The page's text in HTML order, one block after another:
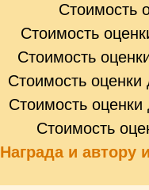
Стоимость
Стоимость
Стоимость
Стоимость
Стоимость
Стоимость
Награда и автору